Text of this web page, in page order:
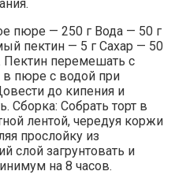
пюре — 250 г Вода — 50 г
пектин — 5 г Сахар — 50
перемешать с
пюре с водой при
до кипения и
Сборка: Собрать торт в
лентой, чередуя коржи
прослойку из
слой загрунтовать и
на 8 часов.